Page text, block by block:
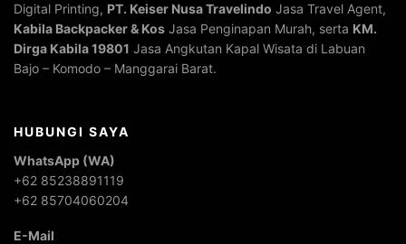
Digital Printing, PT. Keiser Nusa Travelindo Jasa Travel Agent,
Kabila Backpacker & Kos Jasa Penginapan Murah, serta KM.
Dirga Kabila 19801 Jasa Angkutan Kapal Wisata di Labuan
Bajo – Komodo – Manggarai Barat.
HUBUNGI SAYA
WhatsApp (WA)
+62 85238891119
+62 85704060204
E-Mail